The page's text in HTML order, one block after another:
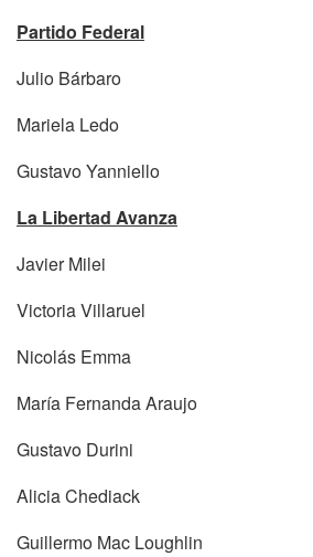
Partido Federal
Julio Bárbaro
Mariela Ledo
Gustavo Yanniello
La Libertad Avanza
Javier Milei
Victoria Villaruel
Nicolás Emma
María Fernanda Araujo
Gustavo Durini
Alicia Chediack
Guillermo Mac Loughlin